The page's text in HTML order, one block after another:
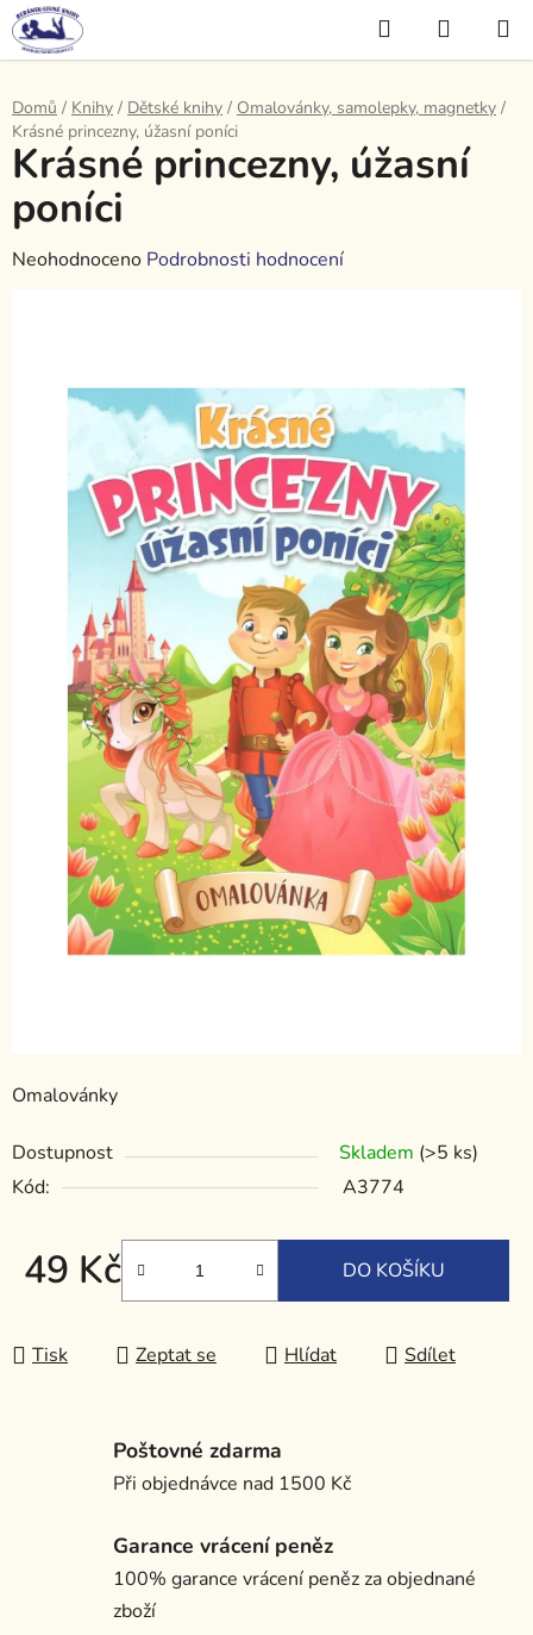
Přejít
na
obsah
Hledat
KOŠÍK
Domů / Knihy / Dětské knihy / Omalovánky, samolepky, magnetky /
Krásné princezny, úžasní poníci
Omalovánky
Dostupnost Skladem (>5 ks)
Kód:
A3774
49 Kč
Měrná cena:
DO KOŠÍKU
Tisk Zeptat se Hlídat Sdílet
Krásné princezny, úžasní
poníci
Průměrné
hvězdiček.
Neohodnoceno Podrobnosti hodnocení
Poštovné zdarma
Při objednávce nad 1500 Kč
Garance vrácení peněz
100% garance vrácení peněz za objednané
zboží